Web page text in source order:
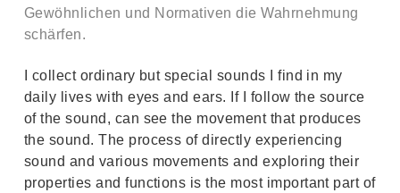
Gewöhnlichen und Normativen die Wahrnehmung
schärfen.
I collect ordinary but special sounds I find in my
daily lives with eyes and ears. If I follow the source
of the sound, can see the movement that produces
the sound. The process of directly experiencing
sound and various movements and exploring their
properties and functions is the most important part of